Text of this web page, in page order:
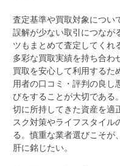
査定基準や買取対象につい
誤解が少ない取引につなが
ツもまとめて査定してくれ
多彩な買取実績を持ち合わ
買取を安心して利用するた
用者の口コミ・評判の良し
びをすることが大切である
切に所持してきた資産を適
スク対策やライフスタイル
る。慎重な業者選びこそが
肝に銘じたい。